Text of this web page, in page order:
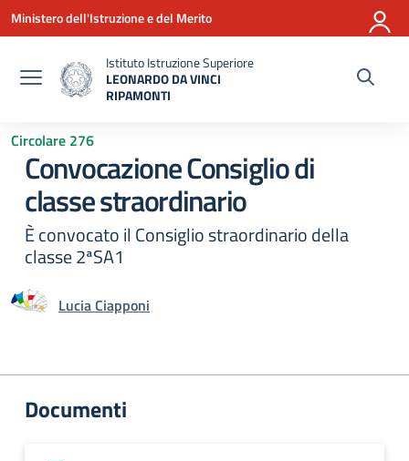
Vai ai contenuti
Vai al menu di navigazione
Vai al footer
Ministero dell'Istruzione e del Merito
Istituto Istruzione Superiore
LEONARDO DA VINCI
RIPAMONTI
Circolare 276
Convocazione Consiglio di
classe straordinario
È convocato il Consiglio straordinario della
classe 2ªSA1
Lucia Ciapponi
Documenti